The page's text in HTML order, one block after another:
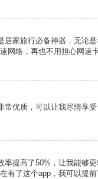
居家旅行必备神器，无论
网络，再也不用担心网速卡
常优质，可以让我尽情享受
率提高了50%，让我能够更
有了这个app，我可以提